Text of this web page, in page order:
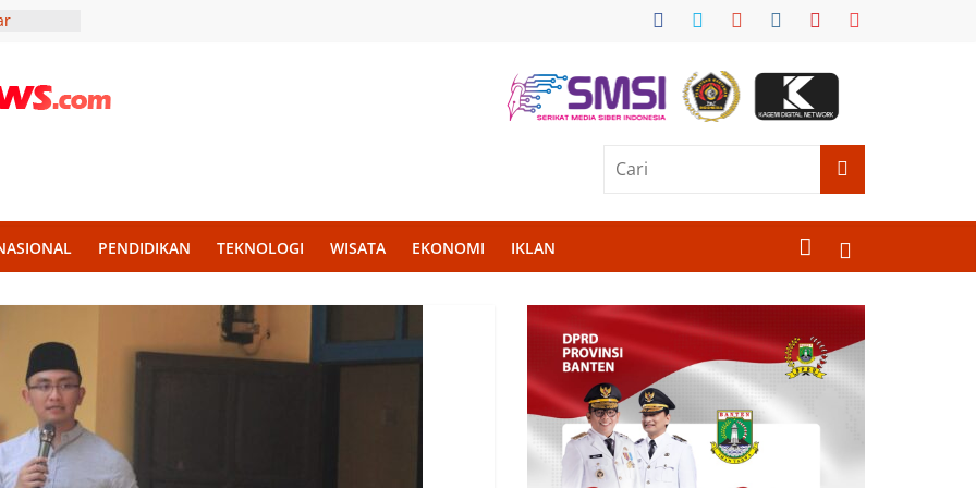
Liter Air
UII
PBB
PENDIDIKAN TEKNOLOGI WISATA EKONOMI IKLAN